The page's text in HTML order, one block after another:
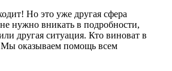
Но это уже другая сфера
нужно вникать в подробности,
другая ситуация. Кто виноват в
Мы оказываем помощь всем